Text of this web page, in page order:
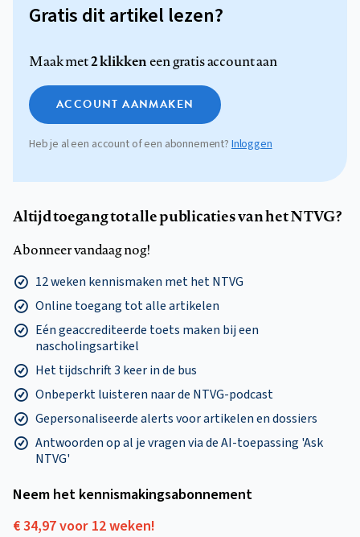
Gratis dit artikel lezen?
Maak met2 klikkeneen gratis account aan
ACCOUNT AANMAKEN
Heb je al een account of een abonnement? Inloggen
Altijd toegang tot alle publicaties van het NTVG?
Abonneer vandaag nog!
12 weken kennismaken met het NTVG
Online toegang tot alle artikelen
Eén geaccrediteerde toets maken bij een
nascholingsartikel
Het tijdschrift 3 keer in de bus
Onbeperkt luisteren naar de NTVG-podcast
Gepersonaliseerde alerts voor artikelen en dossiers
Antwoorden op al je vragen via de AI-toepassing 'Ask
NTVG'
Neem het kennismakings­abonnement
€ 34,97 voor 12 weken!